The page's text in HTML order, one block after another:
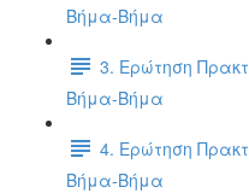
Βήμα-Βήμα
3. Ερώτηση
Βήμα-Βήμα
4. Ερώτηση
Βήμα-Βήμα